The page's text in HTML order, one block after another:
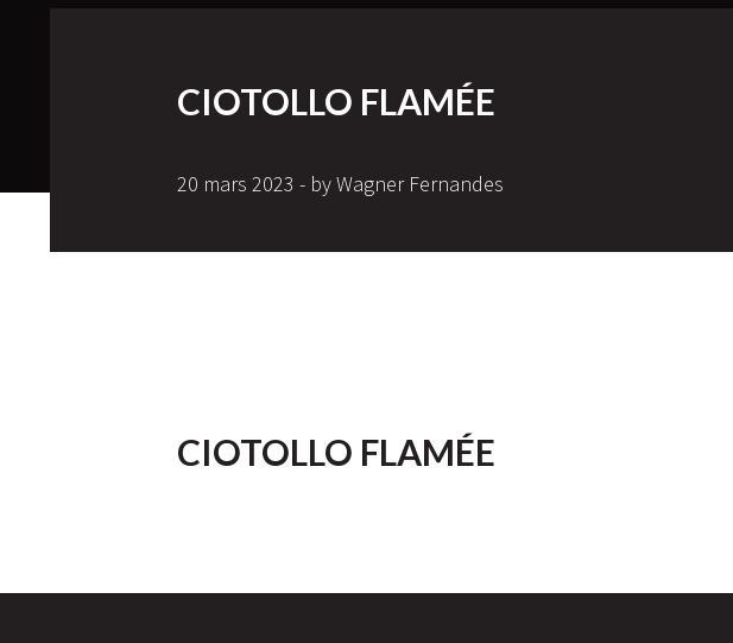
CIOTOLLO FLAMÉE
20 mars 2023 - by Wagner Fernandes
CIOTOLLO FLAMÉE